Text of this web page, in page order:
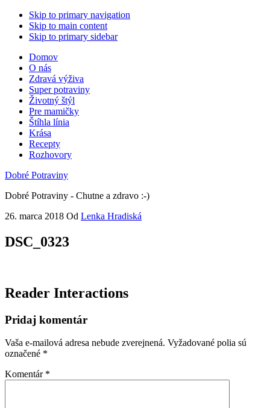
Skip to primary navigation
Skip to main content
Skip to primary sidebar
Domov
O nás
Zdravá výživa
Super potraviny
Životný štýl
Pre mamičky
Štíhla línia
Krása
Recepty
Rozhovory
Dobré Potraviny
Dobré Potraviny - Chutne a zdravo :-)
26. marca 2018 Od Lenka Hradiská
DSC_0323
Reader Interactions
Pridaj komentár
Vaša e-mailová adresa nebude zverejnená. Vyžadované polia sú
označené *
Komentár *